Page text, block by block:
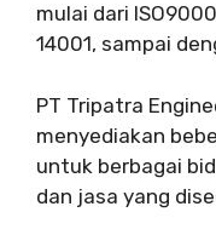
mulai dari
14001, sampai
PT Tripatra
menyediakan
untuk berbagai
dan jasa yang